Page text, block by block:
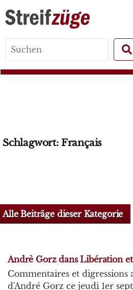
for:
Schlagwort: Français
Alle Beiträge dieser Kategorie
Andrè Gorz dans Libération et
Commentaires et digressions
d'André Gorz ce jeudi 1er